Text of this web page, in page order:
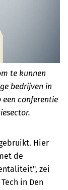
te kunnen
bedrijven in
een conferentie
Hier
de
zei
in Den